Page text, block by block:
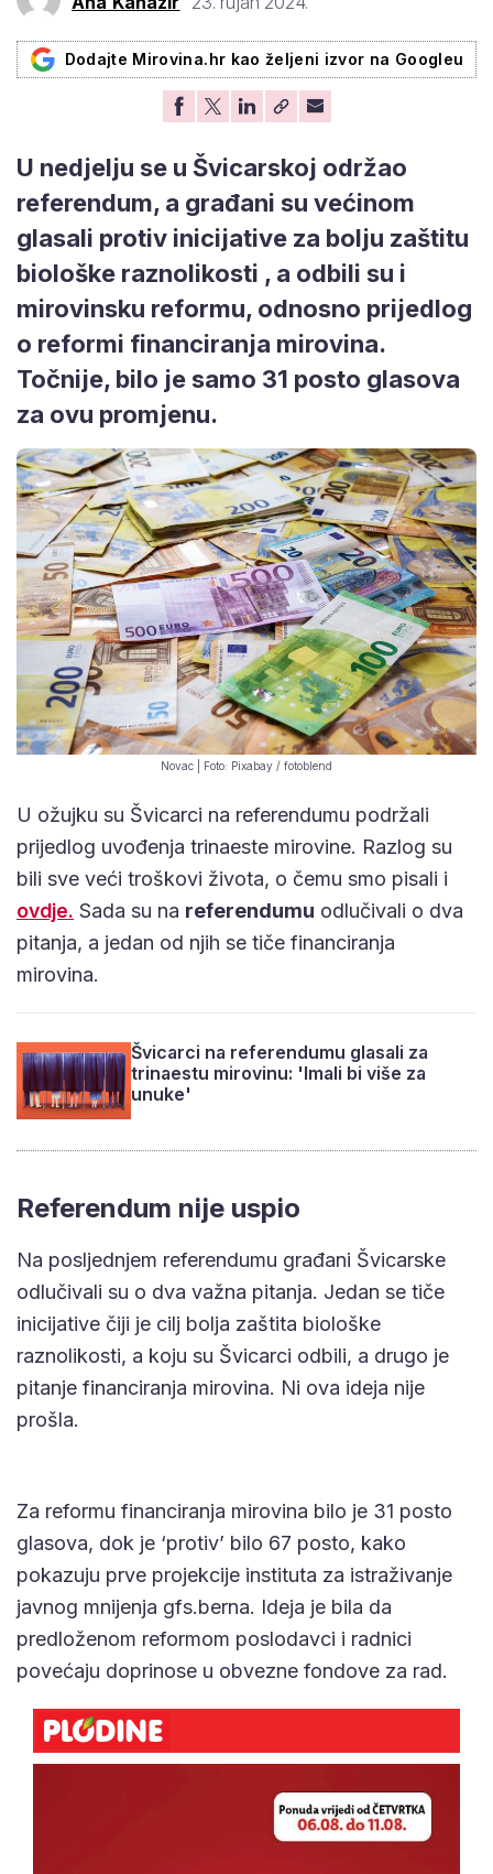
Dodajte Mirovina.hr kao željeni izvor na Googleu
U nedjelju se u Švicarskoj održao
referendum, a građani su većinom
glasali protiv inicijative za bolju zaštitu
biološke raznolikosti , a odbili su i
mirovinsku reformu, odnosno prijedlog
o reformi financiranja mirovina.
Točnije, bilo je samo 31 posto glasova
za ovu promjenu.
Novac | Foto: Pixabay / fotoblend
U ožujku su Švicarci na referendumu podržali
prijedlog uvođenja trinaeste mirovine. Razlog su
bili sve veći troškovi života, o čemu smo pisali i
ovdje. Sada su na referendumu odlučivali o dva
pitanja, a jedan od njih se tiče financiranja
mirovina.
Švicarci na referendumu glasali za
trinaestu mirovinu: 'Imali bi više za
unuke'
Referendum nije uspio
Na posljednjem referendumu građani Švicarske
odlučivali su o dva važna pitanja. Jedan se tiče
inicijative čiji je cilj bolja zaštita biološke
raznolikosti, a koju su Švicarci odbili, a drugo je
pitanje financiranja mirovina. Ni ova ideja nije
prošla.
Za reformu financiranja mirovina bilo je 31 posto
glasova, dok je ‘protiv’ bilo 67 posto, kako
pokazuju prve projekcije instituta za istraživanje
javnog mnijenja gfs.berna. Ideja je bila da
predloženom reformom poslodavci i radnici
povećaju doprinose u obvezne fondove za rad.